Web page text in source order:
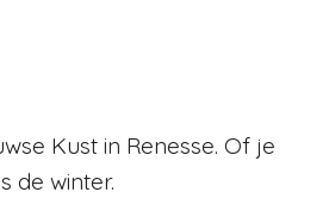
Kust in Renesse. Of je
de winter.